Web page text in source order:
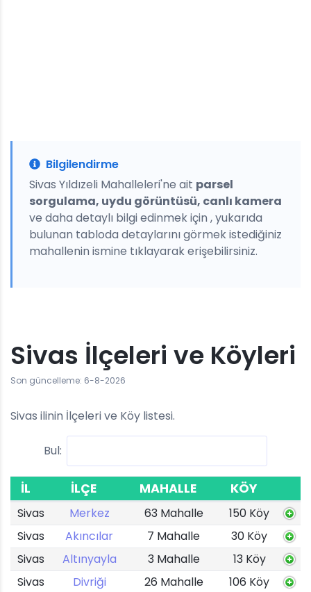
Bilgilendirme
Sivas Yıldızeli Mahalleleri'ne ait parsel
sorgulama, uydu görüntüsü, canlı kamera
ve daha detaylı bilgi edinmek için , yukarıda
bulunan tabloda detaylarını görmek istediğiniz
mahallenin ismine tıklayarak erişebilirsiniz.
Sivas İlçeleri ve Köyleri
Son güncelleme: 6-8-2026
Sivas ilinin İlçeleri ve Köy listesi.
Bul:
İL İLÇE MAHALLE KÖY
Sivas Merkez 63 Mahalle
150 Köy
Sivas
Akıncılar 7 Mahalle
30 Köy
Sivas
Altınyayla 3 Mahalle
13 Köy
Sivas
Divriği 26 Mahalle
106 Köy